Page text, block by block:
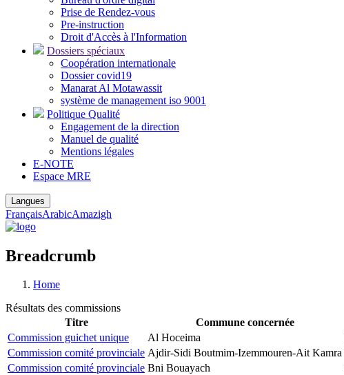
Prise de Rendez-vous
Pre-instruction
Droit d'Accès à l'Information
Dossiers spéciaux
Coopération internationale
Dossier covid19
Manarat Al Motawassit
système de management iso 9001
Politique Qualité
Engagement de la direction
Manuel de qualité
Mentions légales
E-NOTE
Espace MRE
Langues
FrançaisArabicAmazigh
Breadcrumb
Home
Résultats des commissions
Titre
Commune concernée
Commission guichet unique
Al Hoceima
Commission comité provinciale Ajdir-Sidi Boutmim-Izemmouren-Ait Kamra
Commission comité provinciale Bni Bouayach